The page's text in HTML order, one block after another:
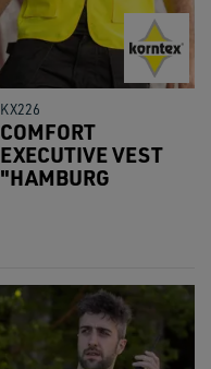
KX226
COMFORT
EXECUTIVE VEST
"HAMBURG